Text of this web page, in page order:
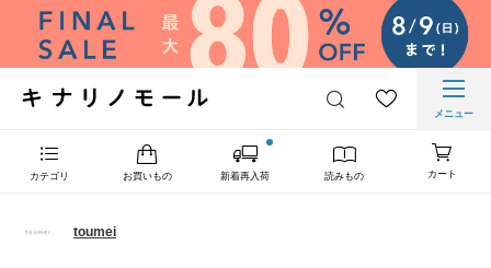
メニュー
カテゴリ お買いもの 新着再入荷 読みもの カート
toumei